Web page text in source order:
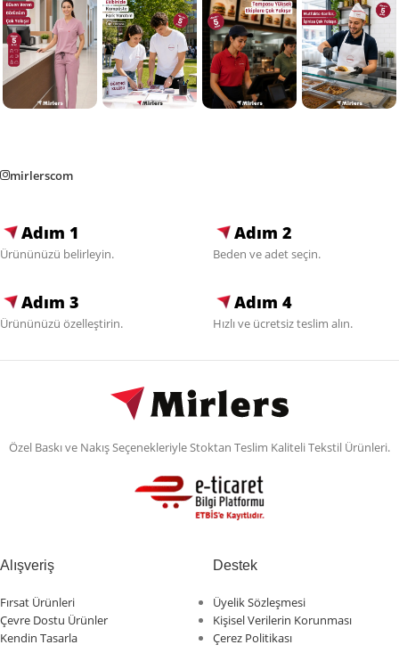
mirlerscom
Adım 1
Ürününüzü belirleyin.
Adım 2
Beden ve adet seçin.
Adım 3
Ürününüzü özelleştirin.
Adım 4
Hızlı ve ücretsiz teslim alın.
Özel Baskı ve Nakış Seçenekleriyle Stoktan Teslim Kaliteli Tekstil Ürünleri.
Alışveriş
Fırsat Ürünleri
Çevre Dostu Ürünler
Kendin Tasarla
Destek
Üyelik Sözleşmesi
Kişisel Verilerin Korunması
Çerez Politikası